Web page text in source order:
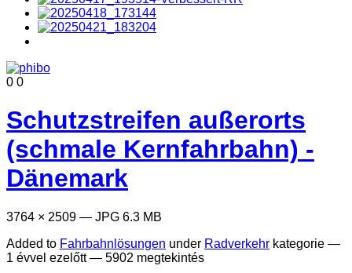
0 0
Schutzstreifen außerorts
(schmale Kernfahrbahn) -
Dänemark
3764 × 2509 — JPG 6.3 MB
Added to Fahrbahnlösungen under Radverkehr kategorie —
1 évvel ezelőtt— 5902 megtekintés